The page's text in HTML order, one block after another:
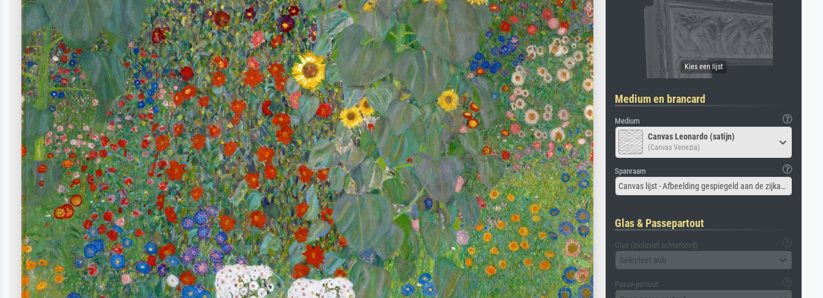
Medium en brancard
Medium
Canvas Leonardo (satijn)
(Canvas Venezia)
Spanraam
Canvas lijst - Afbeelding gespiegeld aan de zijkant
Glas & Passepartout
Glas (inclusief achterbord)
Selecteer aub
Passe-partout